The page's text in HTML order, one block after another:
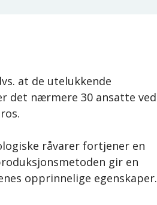
at de utelukkende
det nærmere 30 ansatte ved
råvarer fortjener en
gir en
opprinnelige egenskaper.